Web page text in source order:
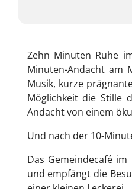
Zehn Minuten Ruhe
Minuten-Andacht am
Musik, kurze
Möglichkeit die Stille
Andacht von einem
Und nach der 10-
Das Gemeindecafé
und empfängt die